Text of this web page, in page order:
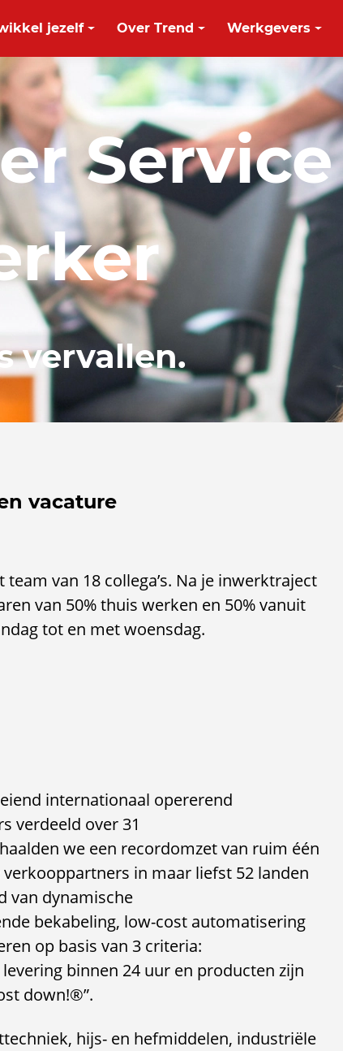
jezelf Over Trend Werkgevers
Service
vervallen.
vacature
van 18 collega’s. Na je inwerktraject
van 50% thuis werken en 50% vanuit
tot en met woensdag.
internationaal opererend
verdeeld over 31
we een recordomzet van ruim één
in maar liefst 52 landen
van dynamische
bekabeling, low-cost automatisering
op basis van 3 criteria:
binnen 24 uur en producten zijn
down!®”.
hijs- en hefmiddelen, industriële